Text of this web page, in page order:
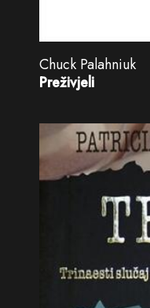
Chuck Palahniuk
Preživjeli